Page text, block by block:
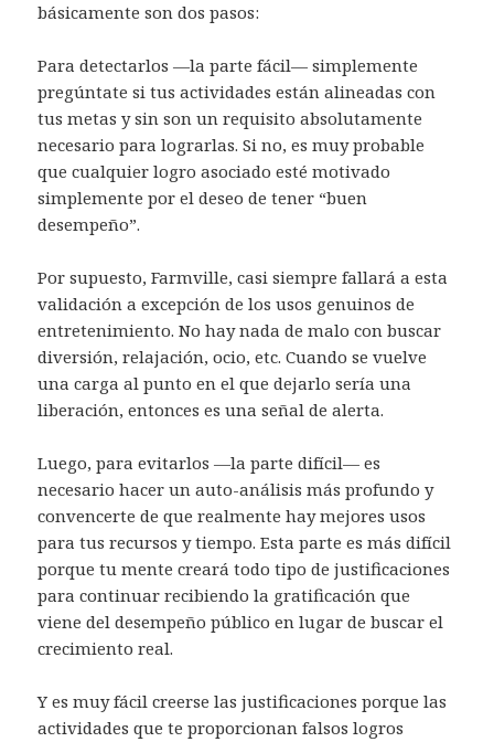
básicamente son dos pasos:
Para detectarlos —la parte fácil— simplemente
pregúntate si tus actividades están alineadas con
tus metas y sin son un requisito absolutamente
necesario para lograrlas. Si no, es muy probable
que cualquier logro asociado esté motivado
simplemente por el deseo de tener “buen
desempeño”.
Por supuesto, Farmville, casi siempre fallará a esta
validación a excepción de los usos genuinos de
entretenimiento. No hay nada de malo con buscar
diversión, relajación, ocio, etc. Cuando se vuelve
una carga al punto en el que dejarlo sería una
liberación, entonces es una señal de alerta.
Luego, para evitarlos —la parte difícil— es
necesario hacer un auto-análisis más profundo y
convencerte de que realmente hay mejores usos
para tus recursos y tiempo. Esta parte es más difícil
porque tu mente creará todo tipo de justificaciones
para continuar recibiendo la gratificación que
viene del desempeño público en lugar de buscar el
crecimiento real.
Y es muy fácil creerse las justificaciones porque las
actividades que te proporcionan falsos logros